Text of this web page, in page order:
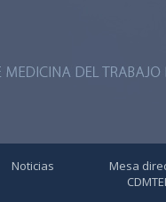
Noticias
Mesa